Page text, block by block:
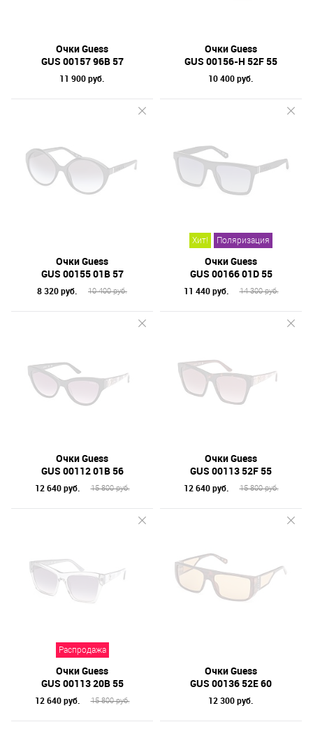
Очки Guess
GUS 00157 96B 57
11 900 руб.
Очки Guess
GUS 00156-H 52F 55
10 400 руб.
Очки Guess
GUS 00155 01B 57
8 320 руб. 10 400 руб.
Хит! Поляризация
Очки Guess
GUS 00166 01D 55
11 440 руб. 14 300 руб.
Очки Guess
GUS 00112 01B 56
12 640 руб. 15 800 руб.
Очки Guess
GUS 00113 52F 55
12 640 руб. 15 800 руб.
Распродажа
Очки Guess
GUS 00113 20B 55
12 640 руб. 15 800 руб.
Очки Guess
GUS 00136 52E 60
12 300 руб.